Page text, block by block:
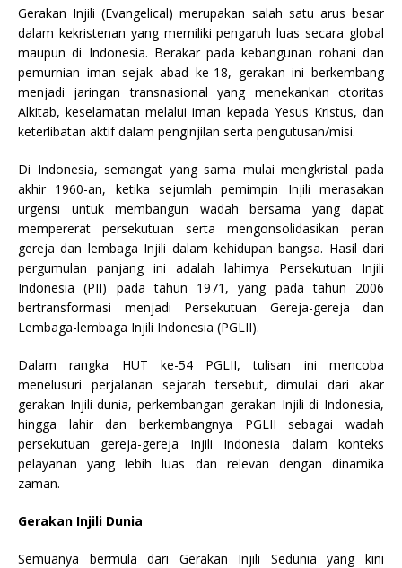
Gerakan Injili (Evangelical) merupakan salah satu arus besar
dalam kekristenan yang memiliki pengaruh luas secara global
maupun di Indonesia. Berakar pada kebangunan rohani dan
pemurnian iman sejak abad ke-18, gerakan ini berkembang
menjadi jaringan transnasional yang menekankan otoritas
Alkitab, keselamatan melalui iman kepada Yesus Kristus, dan
keterlibatan aktif dalam penginjilan serta pengutusan/misi.
Di Indonesia, semangat yang sama mulai mengkristal pada
akhir 1960-an, ketika sejumlah pemimpin Injili merasakan
urgensi untuk membangun wadah bersama yang dapat
mempererat persekutuan serta mengonsolidasikan peran
gereja dan lembaga Injili dalam kehidupan bangsa. Hasil dari
pergumulan panjang ini adalah lahirnya Persekutuan Injili
Indonesia (PII) pada tahun 1971, yang pada tahun 2006
bertransformasi menjadi Persekutuan Gereja-gereja dan
Lembaga-lembaga Injili Indonesia (PGLII).
Dalam rangka HUT ke-54 PGLII, tulisan ini mencoba
menelusuri perjalanan sejarah tersebut, dimulai dari akar
gerakan Injili dunia, perkembangan gerakan Injili di Indonesia,
hingga lahir dan berkembangnya PGLII sebagai wadah
persekutuan gereja-gereja Injili Indonesia dalam konteks
pelayanan yang lebih luas dan relevan dengan dinamika
zaman.
Gerakan Injili Dunia
Semuanya bermula dari Gerakan Injili Sedunia yang kini